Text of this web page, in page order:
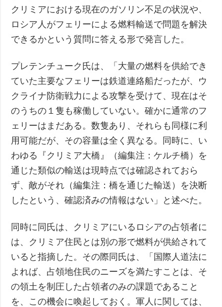
クリミアにおける現在のガソリン不足の状況や、
ロシア人がフェリーによる燃料輸送で問題を解決
できるかという質問に答える形で発言した。
プレテンチューク氏は、「大量の燃料を供給でき
ていた主要なフェリーは鉄道連絡船だったが、ウ
クライナ防衛戦力による攻撃を受けて、現在はそ
のうちの１隻も稼働していない。確かに通常のフ
ェリーはまだある。数隻あり、それらも同様に利
用可能だが、その容量は全く異なる。同時に、い
わゆる『クリミア大橋』（編集注：ケルチ橋）を
通じた類似の輸送は現時点では確認されておら
ず、敵がそれ（編集注：橋を通じた輸送）を決断
したという、確認済みの情報はない」と述べた。
同時に同氏は、クリミアにいるロシアの占領者に
は、クリミア住民とは別の形で燃料が供給されて
いると指摘した。その際同氏は、「国際人道法に
よれば、占領地住民のニーズを満たすことは、そ
の領土を制圧した占領者のみの課題であること
を、この機会に喚起しておく。軍人に関しては、